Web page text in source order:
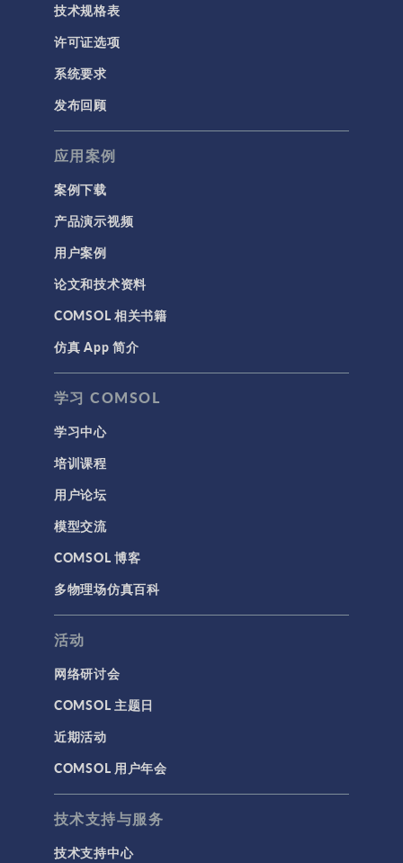
技术规格表
许可证选项
系统要求
发布回顾
应用案例
案例下载
产品演示视频
用户案例
论文和技术资料
COMSOL 相关书籍
仿真 App 简介
学习 COMSOL
学习中心
培训课程
用户论坛
模型交流
COMSOL 博客
多物理场仿真百科
活动
网络研讨会
COMSOL 主题日
近期活动
COMSOL 用户年会
技术支持与服务
技术支持中心